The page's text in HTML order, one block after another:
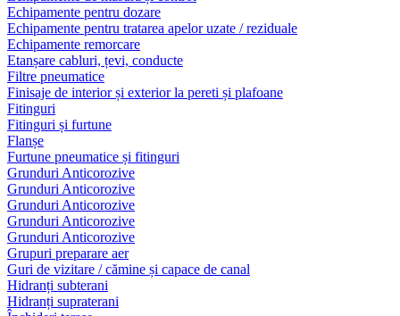
Echipamente pentru dozare
Echipamente pentru tratarea apelor uzate / reziduale
Echipamente remorcare
Etanșare cabluri, țevi, conducte
Filtre pneumatice
Finisaje de interior și exterior la pereti și plafoane
Fitinguri
Fitinguri și furtune
Flanșe
Furtune pneumatice și fitinguri
Grunduri Anticorozive
Grunduri Anticorozive
Grunduri Anticorozive
Grunduri Anticorozive
Grunduri Anticorozive
Grupuri preparare aer
Guri de vizitare / cămine și capace de canal
Hidranți subterani
Hidranți supraterani